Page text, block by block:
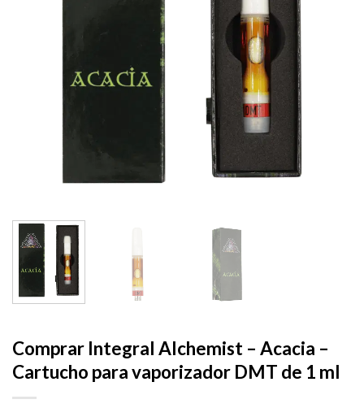
Comprar Integral Alchemist – Acacia –
Cartucho para vaporizador DMT de 1 ml